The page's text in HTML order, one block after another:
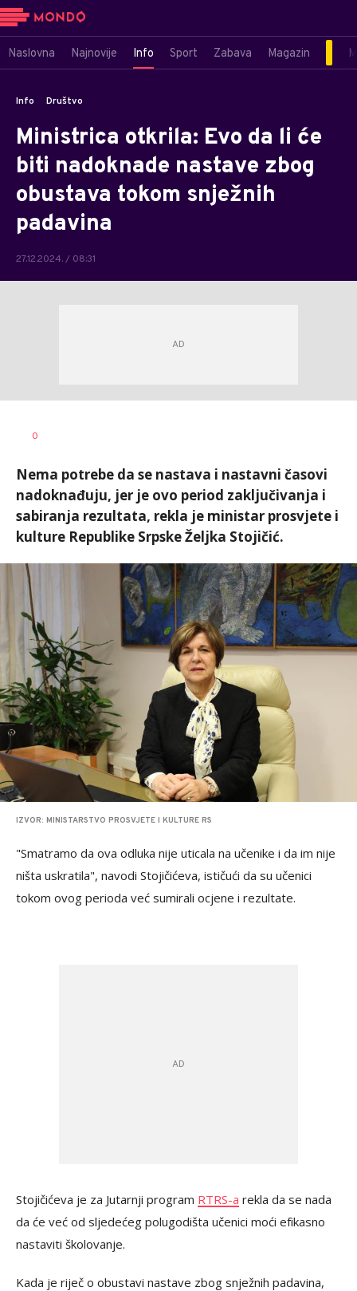
Naslovna Najnovije Info Sport Zabava Magazin
Info Društvo
Ministrica otkrila: Evo da li će
biti nadoknade nastave zbog
obustava tokom snježnih
padavina
27.12.2024. / 08:31
AUTOR
0
Nema potrebe da se nastava i nastavni časovi
nadoknađuju, jer je ovo period zaključivanja i
sabiranja rezultata, rekla je ministar prosvjete i
kulture Republike Srpske Željka Stojičić.
IZVOR: MINISTARSTVO PROSVJETE I KULTURE RS
"Smatramo da ova odluka nije uticala na učenike i da im nije
ništa uskratila", navodi Stojičićeva, ističući da su učenici
tokom ovog perioda već sumirali ocjene i rezultate.
Stojičićeva je za Jutarnji program RTRS-a rekla da se nada
da će već od sljedećeg polugodišta učenici moći efikasno
nastaviti školovanje.
Kada je riječ o obustavi nastave zbog snježnih padavina,